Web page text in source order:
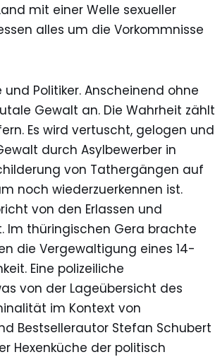
mit einer Welle sexueller
alles um die Vorkommnisse
Politiker. Anscheinend ohne
Gewalt an. Die Wahrheit zählt
Es wird vertuscht, gelogen und
durch Asylbewerber in
von Tathergängen auf
noch wiederzuerkennen ist.
von den Erlassen und
Im thüringischen Gera brachte
die Vergewaltigung eines 14-
Eine polizeiliche
von der Lageübersicht des
im Kontext von
Bestsellerautor Stefan Schubert
Hexenküche der politisch